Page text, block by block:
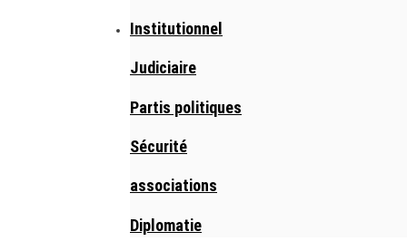
Institutionnel
Judiciaire
Partis politiques
Sécurité
associations
Diplomatie